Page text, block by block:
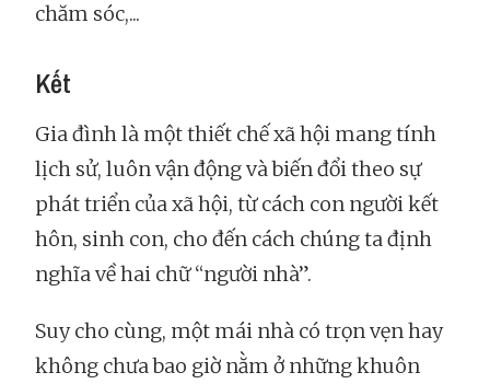
chăm sóc,...
Kết
Gia đình là một thiết chế xã hội mang tính
lịch sử, luôn vận động và biến đổi theo sự
phát triển của xã hội, từ cách con người kết
hôn, sinh con, cho đến cách chúng ta định
nghĩa về hai chữ “người nhà”.
Suy cho cùng, một mái nhà có trọn vẹn hay
không chưa bao giờ nằm ở những khuôn